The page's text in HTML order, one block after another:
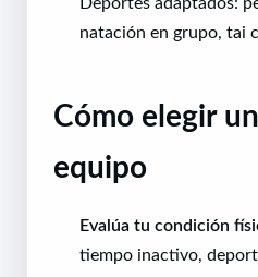
natación en grupo, tai
Cómo elegir
equipo
Evalúa tu condición
tiempo inactivo,